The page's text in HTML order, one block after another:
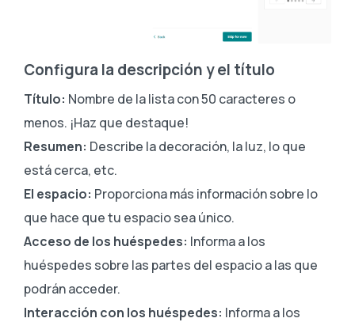
Configura la descripción y el título
Título: Nombre de la lista con 50 caracteres o
menos. ¡Haz que destaque!
Resumen: Describe la decoración, la luz, lo que
está cerca, etc.
El espacio: Proporciona más información sobre lo
que hace que tu espacio sea único.
Acceso de los huéspedes: Informa a los
huéspedes sobre las partes del espacio a las que
podrán acceder.
Interacción con los huéspedes: Informa a los